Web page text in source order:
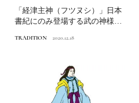
「経津主神（フツヌシ）」日本
書紀にのみ登場する武の神様日
TRADITION 2020.12.18